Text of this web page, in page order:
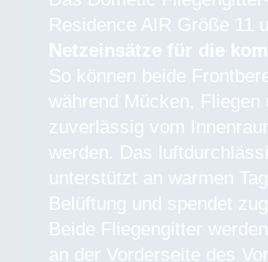
Residence AIR Größe 11
Netzeinsätze für die
So können beide
während Mücken, Fliegen
zuverlässig vom
werden. Das
unterstützt an warmen
Belüftung und spendet
Beide Fliegengitter
an der Vorderseite des